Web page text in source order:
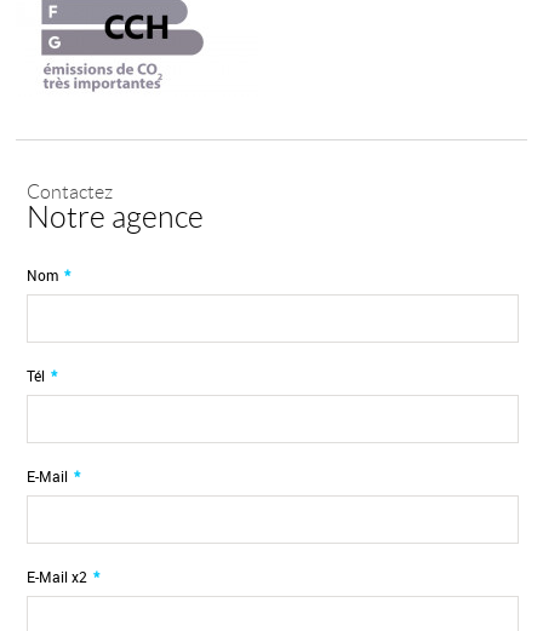
Contactez
Notre agence
Nom *
Tél *
E-Mail *
E-Mail x2 *